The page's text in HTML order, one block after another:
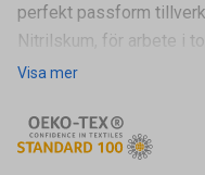
perfekt passform
Nitrilskum, för arbete i
Visa mer
Artikelnummer
Leverantörens